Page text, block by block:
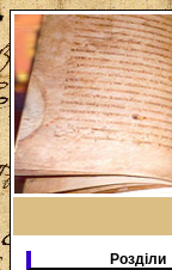
Розділи